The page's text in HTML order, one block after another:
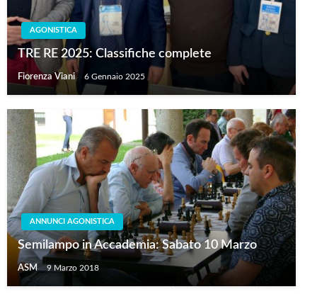
AGONISTICA
TRE RE 2025: Classifiche complete
Fiorenza Viani 6 Gennaio 2025
ANNUNCI AGONISTICA
Semilampo in Accademia: Sabato 10 Marzo
ASM 9 Marzo 2018